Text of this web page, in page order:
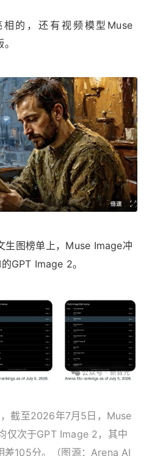
相的，还有视频模型Muse
生图榜单上，Muse Image冲
GPT Image 2。
截至2026年7月5日，Muse
仅次于GPT Image 2，其中
105分。（图源：Arena AI